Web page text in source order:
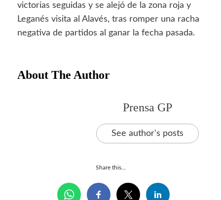
victorias seguidas y se alejó de la zona roja y
Leganés visita al Alavés, tras romper una racha
negativa de partidos al ganar la fecha pasada.
About The Author
Prensa GP
See author's posts
Share this...